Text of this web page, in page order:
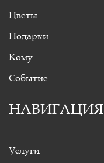
Цветы
Подарки
Кому
Событие
НАВИГАЦИЯ
Услуги